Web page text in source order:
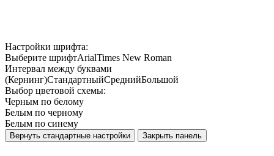
Настройки шрифта:
Выберите шрифтArialTimes New Roman
Интервал между буквами
(Кернинг)СтандартныйСреднийБольшой
Выбор цветовой схемы:
Черным по белому
Белым по черному
Белым по синему
Вернуть стандартные настройки Закрыть панель